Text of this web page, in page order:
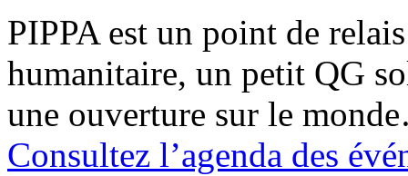
PIPPA est un point de
humanitaire, un petit QG
une ouverture sur le
Consultez l’agenda des